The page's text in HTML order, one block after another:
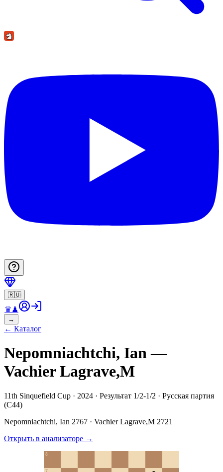
🇷🇺
♛♟
→
← Каталог
Nepomniachtchi, Ian —
Vachier Lagrave,M
11th Sinquefield Cup · 2024 · Результат 1/2-1/2 · Русская партия
(C44)
Nepomniachtchi, Ian 2767 · Vachier Lagrave,M 2721
Открыть в анализаторе →
7
8